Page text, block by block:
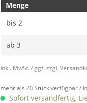
Menge
bis 2
ab 3
inkl. MwSt. / ggf. zzgl.
mehr als 20 Stück verfügbar /
Sofort versandfertig,